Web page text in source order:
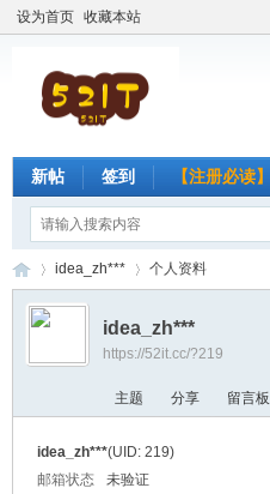
设为首页 收藏本站
新帖 签到 【注册必读】
›
idea_zh*** 个人资料
idea_zh***
https://52it.cc/?219
主题 分享 留言板
idea_zh***(UID: 219)
邮箱状态
未验证